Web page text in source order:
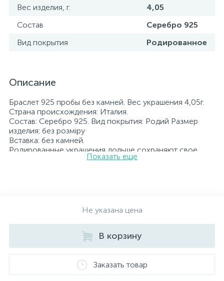
Вес изделия, г.
4,05
Состав
Серебро 925
Вид покрытия
Родированное
Описание
Браслет 925 пробы без камней. Вес украшения 4,05г.
Страна происхождения: Италия.
Состав: Серебро 925. Вид покрытия: Родий Размер
изделия: без розміру
Вставка: без камней.
Родированные украшения дольше сохраняют свое
первоначальное состояние, а именно цвет и блеск
проба. К каждому ювелирному украшению
прилагаются бирка с указанием всех
параметров.*Цвета изделий на сайте могут
незначительно отличаться от реальных из-за
особенностей цветопередачи экрана
Показать еще
Не указана цена
В корзину
Заказать товар